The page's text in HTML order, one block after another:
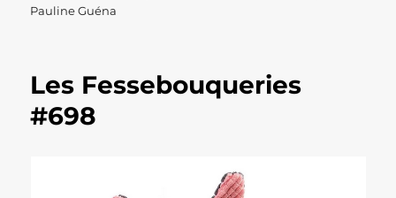
le
Pauline Guéna
Les Fessebouqueries
#698